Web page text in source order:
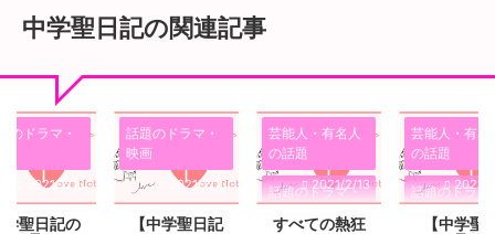
中学聖日記の関連記事
のドラマ・
2021/2/13
聖日記の
話題のドラマ・
映画
2021/2/13
【中学聖日記
芸能人・有名人
の話題
話題のドラマ・
2021/2/13
すべての熱狂
芸能人・有名
の話題
話題のドラマ
映画
2021/
【中学聖